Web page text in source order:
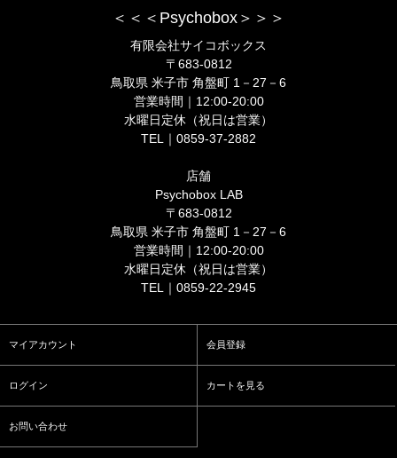
＜＜＜Psychobox＞＞＞
有限会社サイコボックス
〒683-0812
鳥取県 米子市 角盤町 1－27－6
営業時間｜12:00-20:00
水曜日定休（祝日は営業）
TEL｜0859-37-2882
店舗
Psychobox LAB
〒683-0812
鳥取県 米子市 角盤町 1－27－6
営業時間｜12:00-20:00
水曜日定休（祝日は営業）
TEL｜0859-22-2945
マイアカウント 会員登録
ログイン カートを見る
お問い合わせ